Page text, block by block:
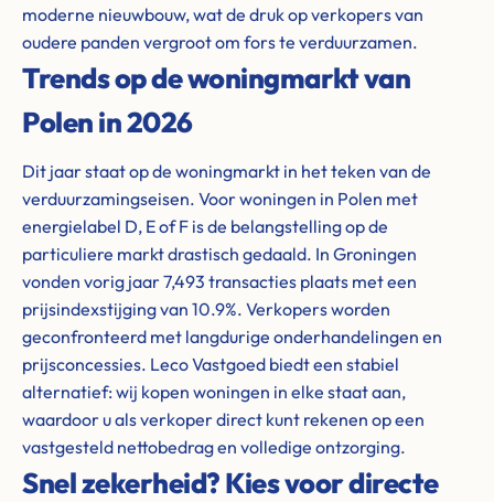
moderne nieuwbouw, wat de druk op verkopers van
oudere panden vergroot om fors te verduurzamen.
Trends op de woningmarkt van
Polen in 2026
Dit jaar staat op de woningmarkt in het teken van de
verduurzamingseisen. Voor woningen in Polen met
energielabel D, E of F is de belangstelling op de
particuliere markt drastisch gedaald. In Groningen
vonden vorig jaar 7,493 transacties plaats met een
prijsindexstijging van 10.9%. Verkopers worden
geconfronteerd met langdurige onderhandelingen en
prijsconcessies. Leco Vastgoed biedt een stabiel
alternatief: wij kopen woningen in elke staat aan,
waardoor u als verkoper direct kunt rekenen op een
vastgesteld nettobedrag en volledige ontzorging.
Snel zekerheid? Kies voor directe